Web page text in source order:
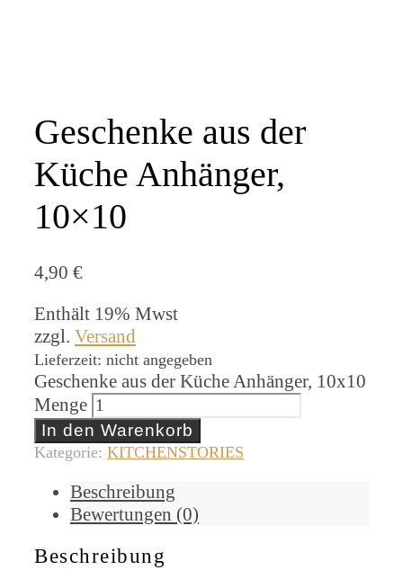
Geschenke aus der
Küche Anhänger,
10×10
4,90 €
Enthält 19% Mwst
zzgl. Versand
Lieferzeit: nicht angegeben
Geschenke aus der Küche Anhänger, 10x10
Menge
In den Warenkorb
Kategorie: KITCHENSTORIES
Beschreibung
Bewertungen (0)
Beschreibung